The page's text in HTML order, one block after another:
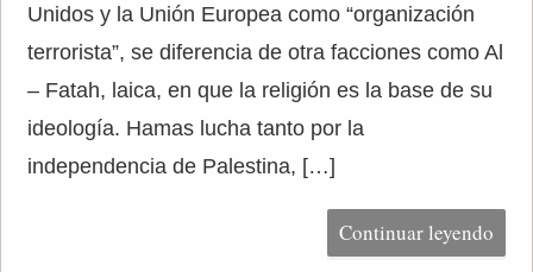
Unidos y la Unión Europea como “organización
terrorista”, se diferencia de otra facciones como Al
– Fatah, laica, en que la religión es la base de su
ideología. Hamas lucha tanto por la
independencia de Palestina, […]
Continuar leyendo